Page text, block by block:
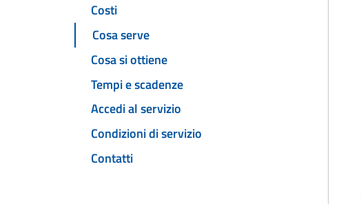
Costi
Cosa serve
Cosa si ottiene
Tempi e scadenze
Accedi al servizio
Condizioni di servizio
Contatti